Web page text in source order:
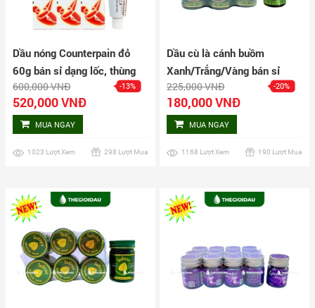
Dầu nóng Counterpain đỏ
60g bán sỉ dạng lốc, thùng
giá tốt | Dauthaoduoc.net
600,000 VNĐ -13%
520,000 VNĐ
MUA NGAY
1023 Lượt Xem 298 Lượt Mua
Dầu cù là cánh buồm
Xanh/Trắng/Vàng bán sỉ
dạng lốc, thùng giá tốt |
Dauthaoduoc.net
225,000 VNĐ -20%
180,000 VNĐ
MUA NGAY
1168 Lượt Xem 190 Lượt Mua